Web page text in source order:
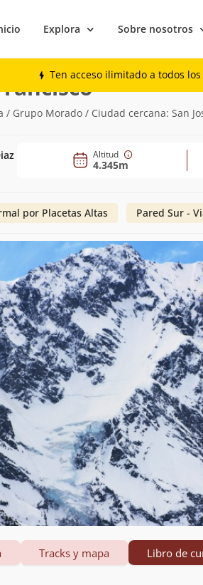
Explora Sobre nosotros
Ten acceso ilimitado a todos
(4.345m)
/ Grupo Morado / Ciudad cercana: San
Altitud
4.345m
por Placetas Altas Pared Sur -
Tracks y mapa Libro de